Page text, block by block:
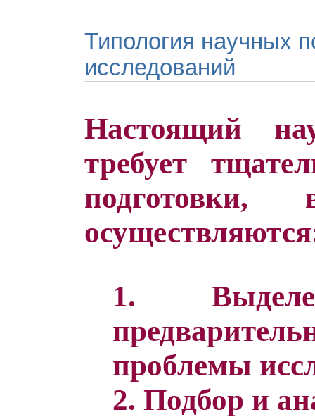
Типология научных
исследований
Настоящий
требует
1.
проблемы
2. Подбор и